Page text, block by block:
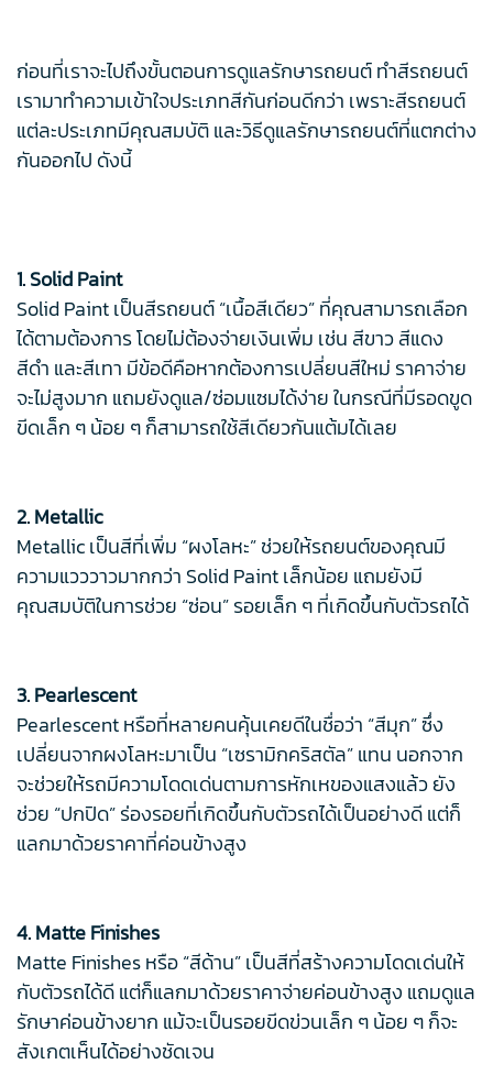
ก่อนที่เราจะไปถึงขั้นตอนการดูแลรักษารถยนต์ ทำสีรถยนต์
เรามาทำความเข้าใจประเภทสีกันก่อนดีกว่า เพราะสีรถยนต์
แต่ละประเภทมีคุณสมบัติ และวิธีดูแลรักษารถยนต์ที่แตกต่าง
กันออกไป ดังนี้
1. Solid Paint
Solid Paint เป็นสีรถยนต์ “เนื้อสีเดียว” ที่คุณสามารถเลือก
ได้ตามต้องการ โดยไม่ต้องจ่ายเงินเพิ่ม เช่น สีขาว สีแดง
สีดำ และสีเทา มีข้อดีคือหากต้องการเปลี่ยนสีใหม่ ราคาจ่าย
จะไม่สูงมาก แถมยังดูแล/ซ่อมแซมได้ง่าย ในกรณีที่มีรอดขูด
ขีดเล็ก ๆ น้อย ๆ ก็สามารถใช้สีเดียวกันแต้มได้เลย
2. Metallic
Metallic เป็นสีที่เพิ่ม “ผงโลหะ” ช่วยให้รถยนต์ของคุณมี
ความแวววาวมากกว่า Solid Paint เล็กน้อย แถมยังมี
คุณสมบัติในการช่วย “ซ่อน” รอยเล็ก ๆ ที่เกิดขึ้นกับตัวรถได้
3. Pearlescent
Pearlescent หรือที่หลายคนคุ้นเคยดีในชื่อว่า “สีมุก” ซึ่ง
เปลี่ยนจากผงโลหะมาเป็น “เซรามิกคริสตัล” แทน นอกจาก
จะช่วยให้รถมีความโดดเด่นตามการหักเหของแสงแล้ว ยัง
ช่วย “ปกปิด” ร่องรอยที่เกิดขึ้นกับตัวรถได้เป็นอย่างดี แต่ก็
แลกมาด้วยราคาที่ค่อนข้างสูง
4. Matte Finishes
Matte Finishes หรือ “สีด้าน” เป็นสีที่สร้างความโดดเด่นให้
กับตัวรถได้ดี แต่ก็แลกมาด้วยราคาจ่ายค่อนข้างสูง แถมดูแล
รักษาค่อนข้างยาก แม้จะเป็นรอยขีดข่วนเล็ก ๆ น้อย ๆ ก็จะ
สังเกตเห็นได้อย่างชัดเจน